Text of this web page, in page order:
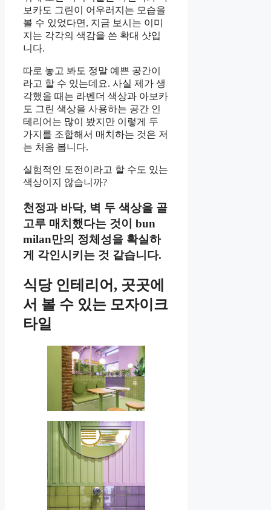
보카도 그린이 어우러지는 모습을
볼 수 있었다면, 지금 보시는 이미
지는 각각의 색감을 쓴 확대 샷입
니다.
따로 놓고 봐도 정말 예쁜 공간이
라고 할 수 있는데요. 사실 제가 생
각했을 때는 라벤더 색상과 아보카
도 그린 색상을 사용하는 공간 인
테리어는 많이 봤지만 이렇게 두
가지를 조합해서 매치하는 것은 저
는 처음 봅니다.
실험적인 도전이라고 할 수도 있는
색상이지 않습니까?
천정과 바닥, 벽 두 색상을 골
고루 매치했다는 것이 bun
milan만의 정체성을 확실하
게 각인시키는 것 같습니다.
식당 인테리어, 곳곳에
서 볼 수 있는 모자이크
타일